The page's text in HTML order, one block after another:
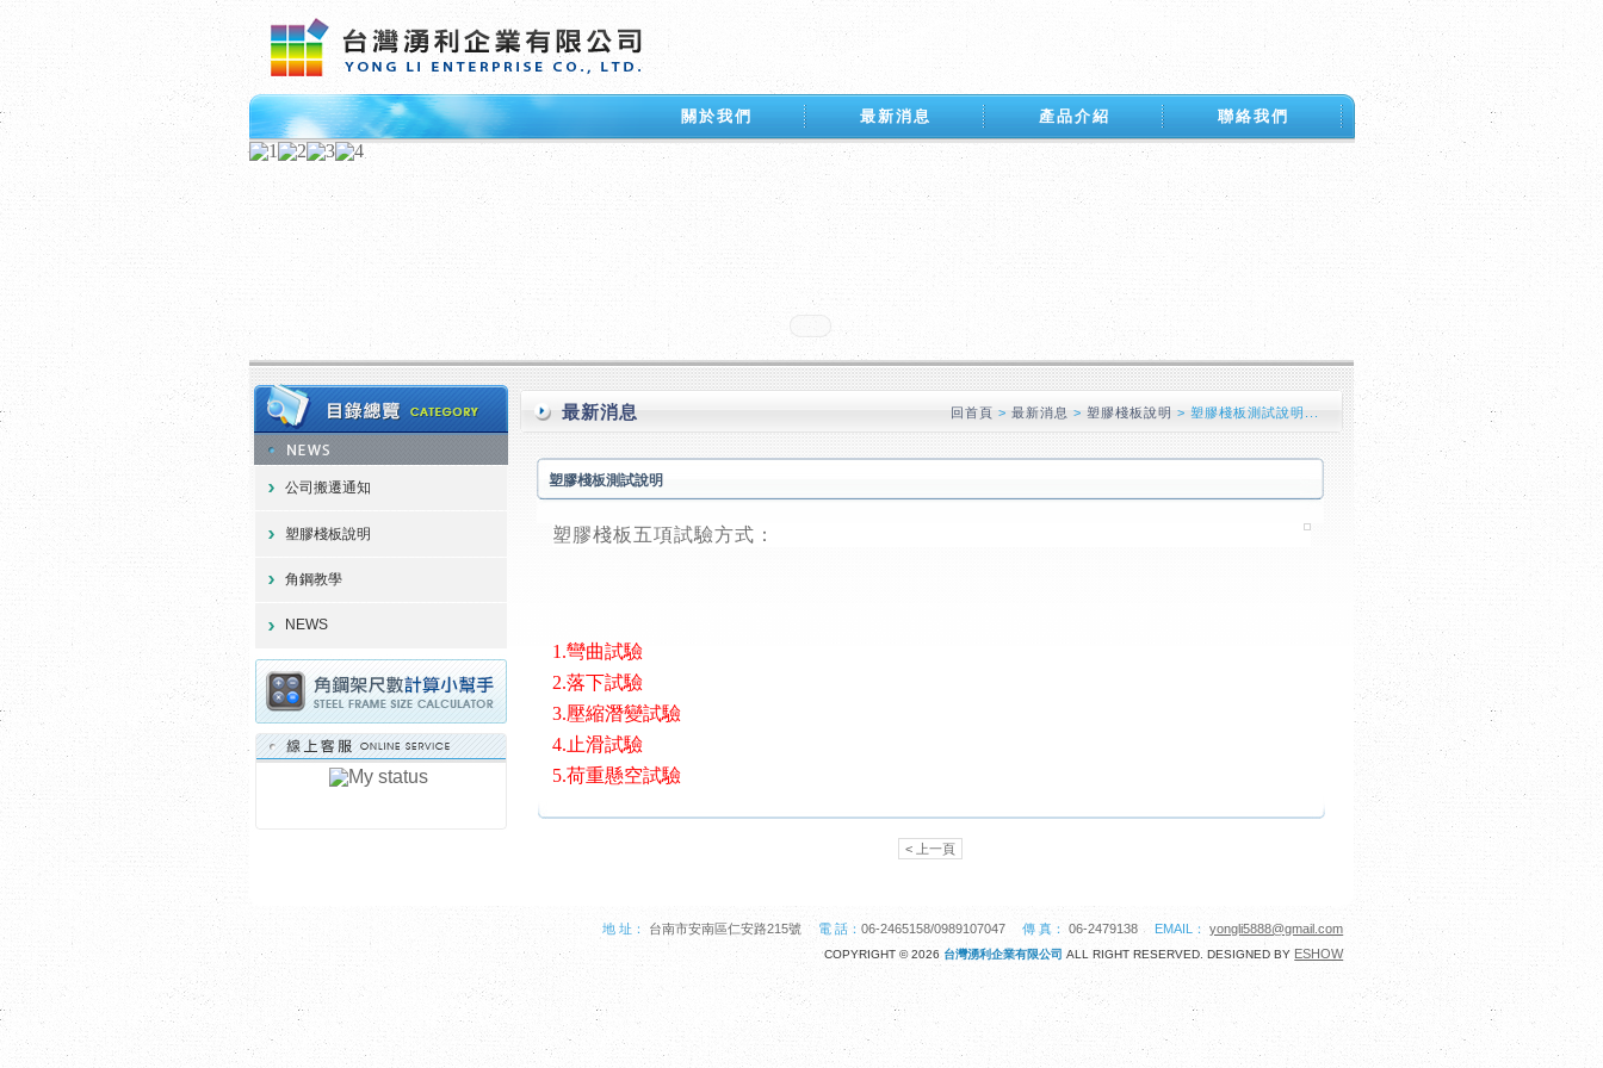
聯絡我們
產品介紹
最新消息
關於我們
公司搬遷通知
塑膠棧板說明
角鋼教學
NEWS
回首頁 >最新消息 >塑膠棧板說明 >塑膠棧板測試說明...
最新消息
塑膠棧板測試說明
塑膠棧板五項試驗方式：
1.彎曲試驗
2.落下試驗
3.壓縮潛變試驗
4.止滑試驗
5.荷重懸空試驗
< 上一頁
地 址： 台南市安南區仁安路215號 電 話：06-2465158/0989107047傳 真： 06-2479138EMAIL： yongli5888@gmail.com
COPYRIGHT © 2026 台灣湧利企業有限公司 ALL RIGHT RESERVED. DESIGNED BY ESHOW